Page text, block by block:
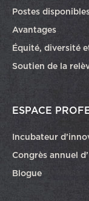
Postes
Avantages
Équité, diversité
Soutien de la
ESPACE
Incubateur
Congrès annuel
Blogue